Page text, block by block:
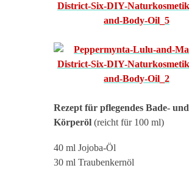
Rezept für pflegendes Bade- und
Körperöl (reicht für 100 ml)
40 ml Jojoba-Öl
30 ml Traubenkernöl